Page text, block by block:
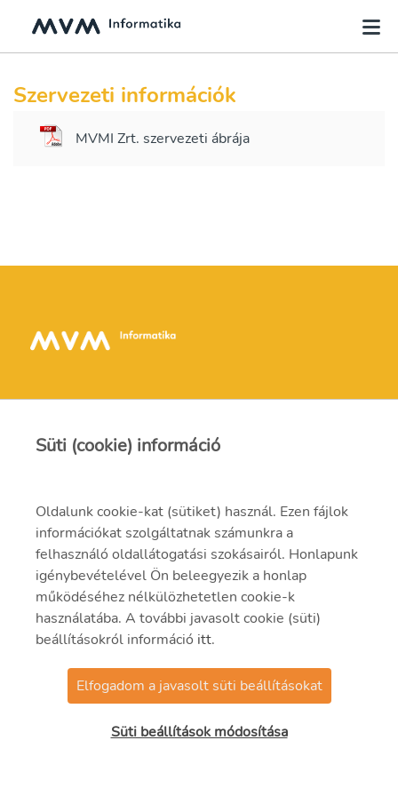
Szervezeti információk
MVMI Zrt. szervezeti ábrája
Kapcsolat
info@mvmi.hu
06 75 999 000
© 2021 MVMI Zrt.
Süti (cookie) információ
Oldalunk cookie-kat (sütiket) használ. Ezen fájlok
információkat szolgáltatnak számunkra a
felhasználó oldallátogatási szokásairól. Honlapunk
igénybevételével Ön beleegyezik a honlap
működéséhez nélkülözhetetlen cookie-k
használatába. A további javasolt cookie (süti)
beállításokról információ itt.
Elfogadom a javasolt süti beállításokat
Süti beállítások módosítása